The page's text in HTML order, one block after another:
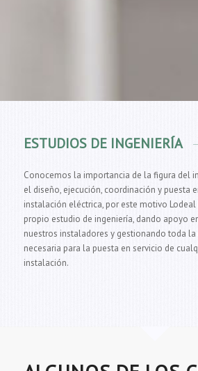
ESTUDIOS DE INGENIERÍA
Conocemos la importancia de la figura del
el diseño, ejecución, coordinación y puesta
instalación eléctrica, por este motivo Lodeal
propio estudio de ingeniería, dando apoyo
nuestros instaladores y gestionando toda
necesaria para la puesta en servicio de
instalación.